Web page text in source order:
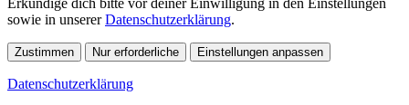
sowie in unsererDatenschutzerklärung.
Zustimmen Nur erforderliche Einstellungen anpassen
Datenschutzerklärung